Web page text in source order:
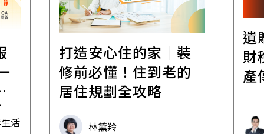
活
打造安心住的家｜裝
修前必懂！住到老的
居住規劃全攻略
林黛羚
遺
財
產